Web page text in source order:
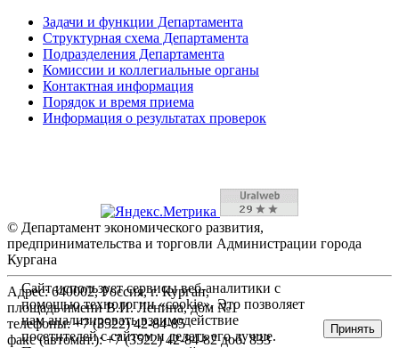
Задачи и функции Департамента
Структурная схема Департамента
Подразделения Департамента
Комиссии и коллегиальные органы
Контактная информация
Порядок и время приема
Информация о результатах проверок
© Департамент экономического развития,
предпринимательства и торговли Администрации города
Кургана
Адрес: 640002, Россия, г. Курган,
площадь имени В.И. Ленина, дом №1
телефоны: +7 (3522) 42-84-85
факс (автомат.): +7 (3522) 42-84-82 доб. 833
Сайт использует сервисы веб-аналитики с
помощью технологии «cookie». Это позволяет
нам анализировать взаимодействие
посетителей с сайтом и делать его лучше.
Принять